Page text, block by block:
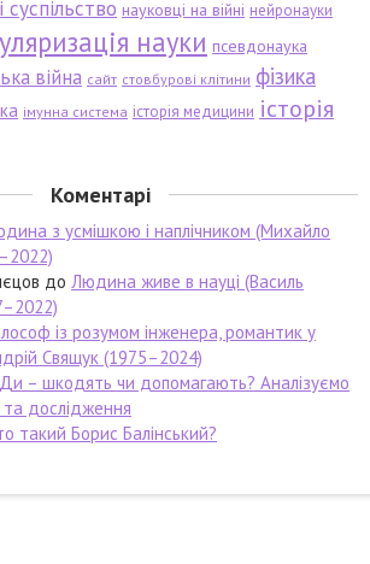
суспільство науковці на війні нейронауки
науки псевдонаука
війна сайт стовбурові клітини фізика
імунна система історія медицини історія
Коментарі
з усмішкою і наплічником (Михайло
до Людина живе в науці (Василь
із розумом інженера, романтик у
Свящук (1975–2024)
– шкодять чи допомагають? Аналізуємо
дослідження
такий Борис Балінський?